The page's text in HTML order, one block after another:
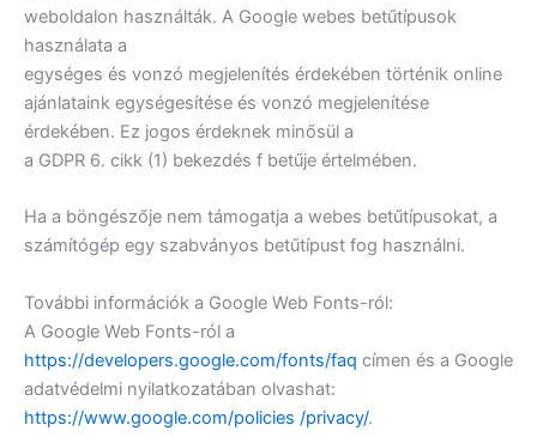
weboldalon használták. A Google webes betűtípusok
használata a
egységes és vonzó megjelenítés érdekében történik online
ajánlataink egységesítése és vonzó megjelenítése
érdekében. Ez jogos érdeknek minősül a
a GDPR 6. cikk (1) bekezdés f betűje értelmében.
Ha a böngészője nem támogatja a webes betűtípusokat, a
számítógép egy szabványos betűtípust fog használni.
További információk a Google Web Fonts-ról:
A Google Web Fonts-ról a
https://developers.google.com/fonts/faq címen és a Google
adatvédelmi nyilatkozatában olvashat:
https://www.google.com/policies /privacy/.